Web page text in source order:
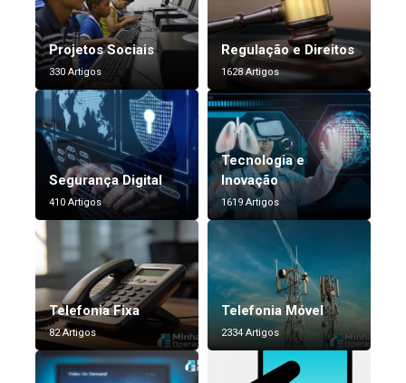
Projetos Sociais
330 Artigos
Regulação e Direitos
1628 Artigos
Segurança Digital
410 Artigos
Tecnologia e
Inovação
1619 Artigos
Telefonia Fixa
82 Artigos
Telefonia Móvel
2334 Artigos